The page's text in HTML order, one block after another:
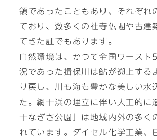
領であったこともあり、それぞれ
ており、数多くの社寺仏閣や古建
てきた証でもあります。
自然環境は、かつて全国ワースト
況であった揖保川は鮎が遡上する
り戻し、川も海も豊かな美しい水
た。網干浜の埋立に伴い人工的に
干なぎさ公園」は地域内外の多く
れています。ダイセル化学工業、